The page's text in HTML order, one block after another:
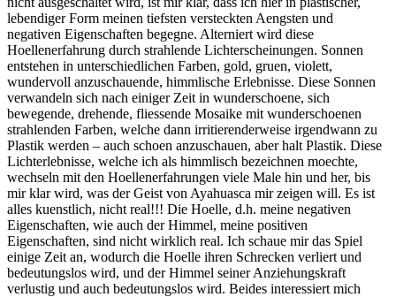
lebendiger Form meinen tiefsten versteckten Aengsten und
negativen Eigenschaften begegne. Alterniert wird diese
Hoellenerfahrung durch strahlende Lichterscheinungen. Sonnen
entstehen in unterschiedlichen Farben, gold, gruen, violett,
wundervoll anzuschauende, himmlische Erlebnisse. Diese Sonnen
verwandeln sich nach einiger Zeit in wunderschoene, sich
bewegende, drehende, fliessende Mosaike mit wunderschoenen
strahlenden Farben, welche dann irritierenderweise irgendwann zu
Plastik werden – auch schoen anzuschauen, aber halt Plastik. Diese
Lichterlebnisse, welche ich als himmlisch bezeichnen moechte,
wechseln mit den Hoellenerfahrungen viele Male hin und her, bis
mir klar wird, was der Geist von Ayahuasca mir zeigen will. Es ist
alles kuenstlich, nicht real!!! Die Hoelle, d.h. meine negativen
Eigenschaften, wie auch der Himmel, meine positiven
Eigenschaften, sind nicht wirklich real. Ich schaue mir das Spiel
einige Zeit an, wodurch die Hoelle ihren Schrecken verliert und
bedeutungslos wird, und der Himmel seiner Anziehungskraft
verlustig und auch bedeutungslos wird. Beides interessiert mich